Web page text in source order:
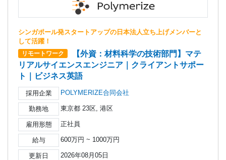
シンガポール発スタートアップの日本法人立ち上げメンバーと
して活躍！
リモートワーク
【外資：材料科学の技術部門】マテ
リアルサイエンスエンジニア｜クライアントサポー
ト｜ビジネス英語
採用企業 POLYMERIZE合同会社
勤務地 東京都 23区, 港区
雇用形態 正社員
給与 600万円 ~ 1000万円
更新日 2026年08月05日